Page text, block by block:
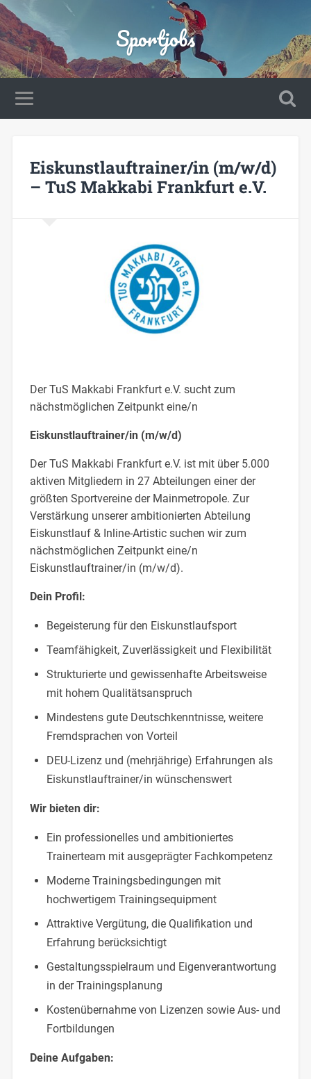
Sportjobs
Eiskunstlauftrainer/in (m/w/d)
– TuS Makkabi Frankfurt e.V.
Der TuS Makkabi Frankfurt e.V. sucht zum
nächstmöglichen Zeitpunkt eine/n
Eiskunstlauftrainer/in (m/w/d)
Der TuS Makkabi Frankfurt e.V. ist mit über 5.000
aktiven Mitgliedern in 27 Abteilungen einer der
größten Sportvereine der Mainmetropole. Zur
Verstärkung unserer ambitionierten Abteilung
Eiskunstlauf & Inline-Artistic suchen wir zum
nächstmöglichen Zeitpunkt eine/n
Eiskunstlauftrainer/in (m/w/d).
Dein Profil:
Begeisterung für den Eiskunstlaufsport
Teamfähigkeit, Zuverlässigkeit und Flexibilität
Strukturierte und gewissenhafte Arbeitsweise
mit hohem Qualitätsanspruch
Mindestens gute Deutschkenntnisse, weitere
Fremdsprachen von Vorteil
DEU-Lizenz und (mehrjährige) Erfahrungen als
Eiskunstlauftrainer/in wünschenswert
Wir bieten dir:
Ein professionelles und ambitioniertes
Trainerteam mit ausgeprägter Fachkompetenz
Moderne Trainingsbedingungen mit
hochwertigem Trainingsequipment
Attraktive Vergütung, die Qualifikation und
Erfahrung berücksichtigt
Gestaltungsspielraum und Eigenverantwortung
in der Trainingsplanung
Kostenübernahme von Lizenzen sowie Aus- und
Fortbildungen
Deine Aufgaben: